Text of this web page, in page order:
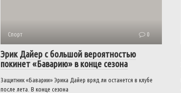
Спорт 0
Эрик Дайер с большой вероятностью
покинет «Баварию» в конце сезона
Защитник «Баварии» Эрика Дайер вряд ли останется в клубе
после лета. В конце сезона